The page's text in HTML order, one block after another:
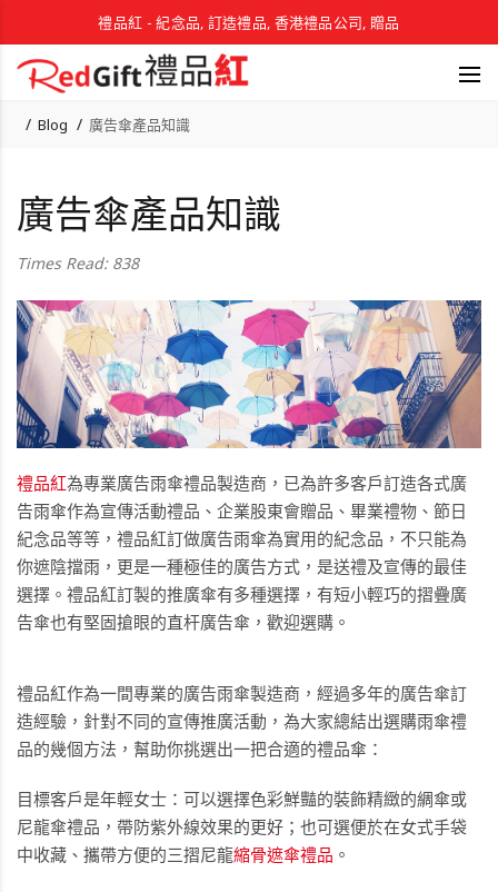
禮品紅 - 紀念品, 訂造禮品, 香港禮品公司, 贈品
Blog 廣告傘產品知識
廣告傘產品知識
Times Read: 838
禮品紅為專業廣告雨傘禮品製造商，已為許多客戶訂造各式廣
告雨傘作為宣傳活動禮品 、 企業股東會贈品 、 畢業禮物 、 節日
紀念品等等，禮品紅訂做廣告雨傘為實用的紀念品，不只能為
你遮陰擋雨，更是一種極佳的廣告方式，是送禮及宣傳的最佳
選擇。禮品紅訂製的推廣傘有多種選擇，有短小輕巧的摺疊廣
告傘也有堅固搶眼的直杆廣告傘，歡迎選購。
禮品紅作為一間專業的廣告雨傘製造商，經過多年的廣告傘訂
造經驗，針對不同的宣傳推廣活動，為大家總結出選購雨傘禮
品的幾個方法，幫助你挑選出一把合適的禮品傘：
目標客戶是年輕女士 ：可以選擇色彩鮮豔的裝飾精緻的綢傘或
尼龍傘禮品，帶防紫外線效果的更好；也可選便於在女式手袋
中收藏、攜帶方便的三摺尼龍縮骨遮傘禮品 。